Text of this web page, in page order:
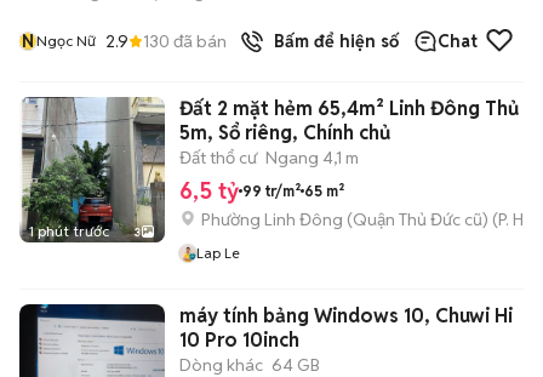
NNgọc Nữ 2.9 130 đã bán Bấm để hiện số Chat
1 phút trước 3
Đất 2 mặt hẻm 65,4m² Linh Đông Thủ
5m, Sổ riêng, Chính chủ
Đất thổ cư Ngang 4,1 m
6,5 tỷ 99 tr/m² 65 m²
Phường Linh Đông (Quận Thủ Đức cũ) (P.
Lap Le
máy tính bảng Windows 10, Chuwi Hi
10 Pro 10inch
Dòng khác 64 GB